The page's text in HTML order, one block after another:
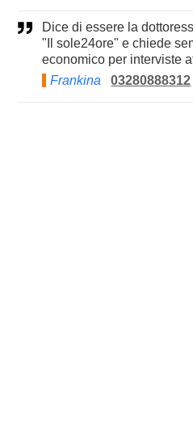
Dice di essere la dottoressa De Fraia giornalista de
"Il sole24ore" e chiede
economico per interviste
Frankina
03280888312